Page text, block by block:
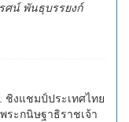
ศน์ พันธุบรรยงก์
งแชมป์ประเทศไทย
ระกนิษฐาธิราชเจ้า